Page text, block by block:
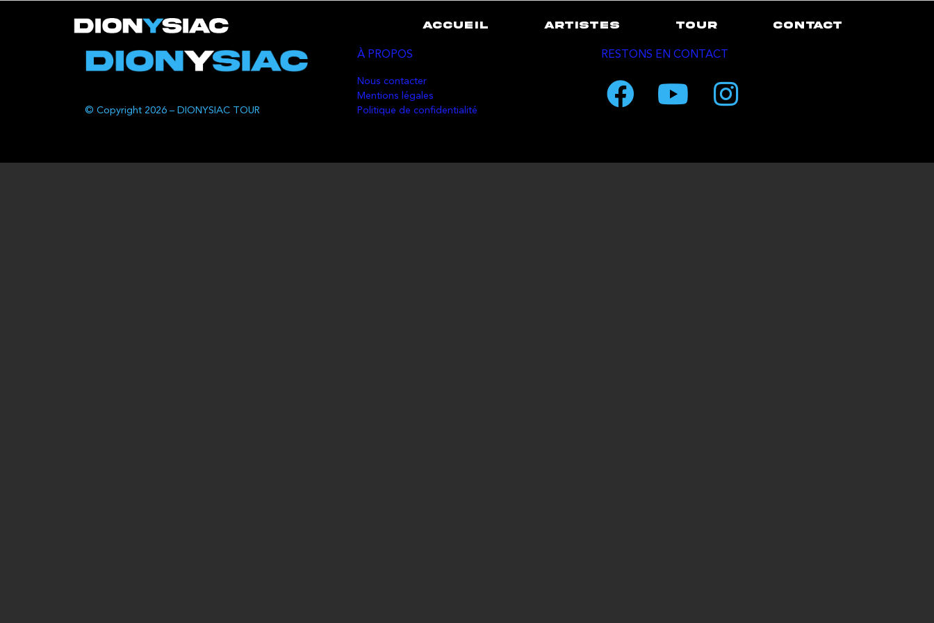
ACCUEIL ARTISTES TOUR CONTACT
© Copyright 2026 – DIONYSIAC TOUR
À PROPOS
Nous contacter
Mentions légales
Politique de confidentialité
RESTONS EN CONTACT